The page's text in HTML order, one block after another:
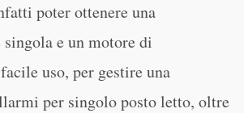
poter ottenere una
e un motore di
uso, per gestire una
per singolo posto letto, oltre